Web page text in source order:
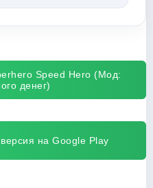
Speed Hero (Мод:
денег)
на Google Play